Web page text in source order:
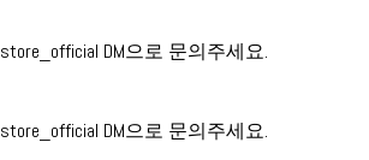
DM으로 문의주세요.
DM으로 문의주세요.